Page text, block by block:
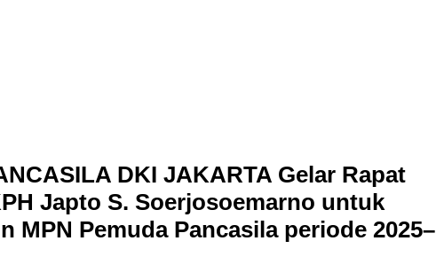
DKI JAKARTA Gelar Rapat
Japto S. Soerjosoemarno untuk
MPN Pemuda Pancasila periode 2025–